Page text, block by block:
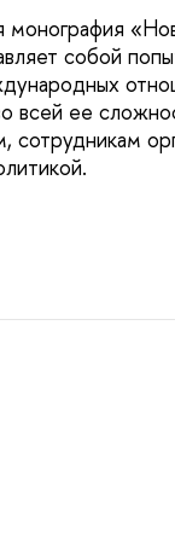
монография
собой
всей ее